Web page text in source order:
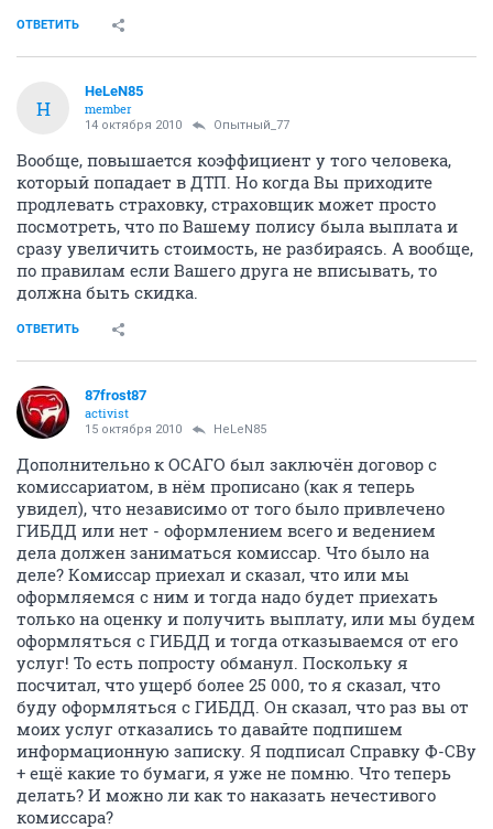
ОТВЕТИТЬ
H
HeLeN85
member
14 октября 2010 Опытный_77
Вообще, повышается коэффициент у того человека,
который попадает в ДТП. Но когда Вы приходите
продлевать страховку, страховщик может просто
посмотреть, что по Вашему полису была выплата и
сразу увеличить стоимость, не разбираясь. А вообще,
по правилам если Вашего друга не вписывать, то
должна быть скидка.
ОТВЕТИТЬ
87frost87
activist
15 октября 2010 HeLeN85
Дополнительно к ОСАГО был заключён договор с
комиссариатом, в нём прописано (как я теперь
увидел), что независимо от того было привлечено
ГИБДД или нет - оформлением всего и ведением
дела должен заниматься комиссар. Что было на
деле? Комиссар приехал и сказал, что или мы
оформляемся с ним и тогда надо будет приехать
только на оценку и получить выплату, или мы будем
оформляться с ГИБДД и тогда отказываемся от его
услуг! То есть попросту обманул. Поскольку я
посчитал, что ущерб более 25 000, то я сказал, что
буду оформляться с ГИБДД. Он сказал, что раз вы от
моих услуг отказались то давайте подпишем
информационную записку. Я подписал Справку Ф-СВу
+ ещё какие то бумаги, я уже не помню. Что теперь
делать? И можно ли как то наказать нечестивого
комиссара?